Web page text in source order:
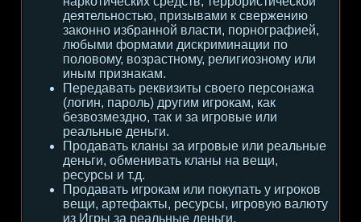
деятельностью, призывами к свержению
законно избранной власти, порнографией,
любыми формами дискриминации по
половому, возрастному, религиозному или
иным признакам.
Передавать реквизиты своего персонажа
(логин, пароль) другим игрокам, как
безвозмездно, так и за игровые или
реальные деньги.
Продавать кланы за игровые или реальные
деньги, обменивать кланы на вещи,
ресурсы и т.д.
Продавать игрокам или покупать у игроков
вещи, артефакты, ресурсы, игровую валюту
из Игры за реальные деньги.